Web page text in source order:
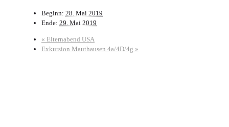
Beginn: 28. Mai 2019
Ende: 29. Mai 2019
« Elternabend USA
Exkursion Mauthausen 4a/4D/4g »